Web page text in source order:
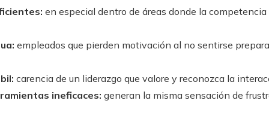
en especial dentro de áreas donde la
empleados que pierden motivación al no sentirse
carencia de un liderazgo que valore y reconozca la
ineficaces: generan la misma sensación de